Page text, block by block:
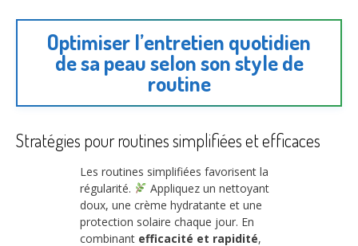
Optimiser l’entretien quotidien
de sa peau selon son style de
routine
Stratégies pour routines simplifiées et efficaces
Les routines simplifiées favorisent la
régularité.
Appliquez un nettoyant
doux, une crème hydratante et une
protection solaire chaque jour. En
combinant efficacité et rapidité,